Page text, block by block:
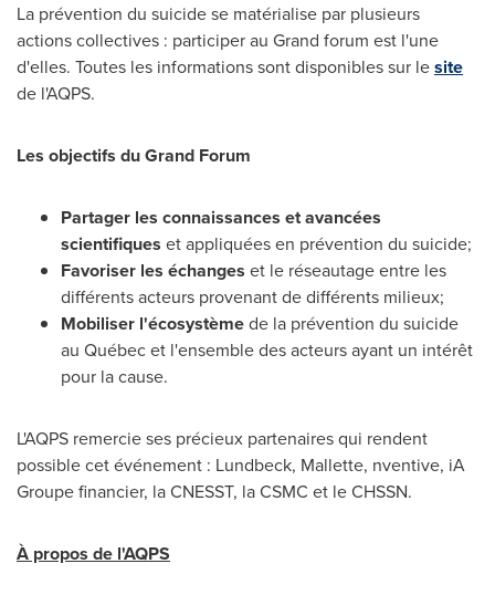
La prévention du suicide se matérialise par plusieurs
actions collectives : participer au Grand forum est l'une
d'elles. Toutes les informations sont disponibles sur lesite
de l'AQPS.
Les objectifs du Grand Forum
Partager les connaissances et avancées
scientifiques et appliquées en prévention du suicide;
Favoriser les échanges et le réseautage entre les
différents acteurs provenant de différents milieux;
Mobiliser l'écosystèmede la prévention du suicide
au Québec et l'ensemble des acteurs ayant un intérêt
pour la cause.
L'AQPS remercie ses précieux partenaires qui rendent
possible cet événement : Lundbeck, Mallette, nventive, iA
Groupe financier, la CNESST, la CSMC et le CHSSN.
À propos de l'AQPS